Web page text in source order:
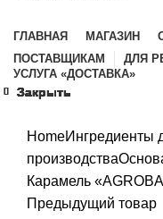
ГЛАВНАЯ МАГАЗИН
ПОСТАВЩИКАМ
ДЛЯ
УСЛУГА «ДОСТАВКА»
HomeИнгредиенты
производства
Карамель
Предыдущий товар
Закрыть
Закрыть
Закрыть
Закрыть
Закрыть
Закрыть
Закрыть
Закрыть
Закрыть
Закрыть
Закрыть
Закрыть
Закрыть
Закрыть